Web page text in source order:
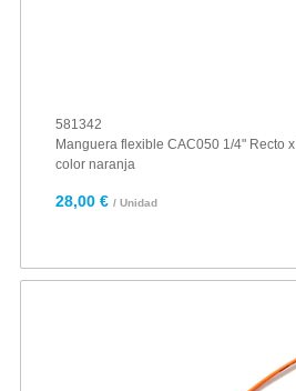
581342
Manguera flexible CAC050 1/4" Recto
color naranja
28,00 € / Unidad